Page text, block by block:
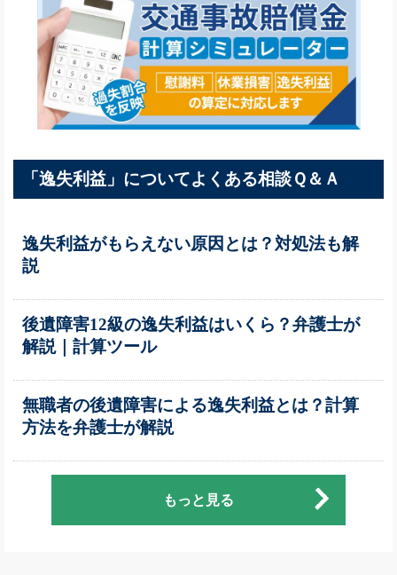
「逸失利益」についてよくある相談Ｑ＆Ａ
逸失利益がもらえない原因とは？対処法も解
説
後遺障害12級の逸失利益はいくら？弁護士が
解説｜計算ツール
無職者の後遺障害による逸失利益とは？計算
方法を弁護士が解説
もっと見る